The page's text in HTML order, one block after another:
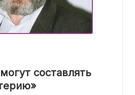
составлять